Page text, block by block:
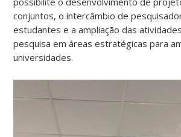
conjuntos, o intercâmbio de
estudantes e a ampliação das
pesquisa em áreas estratégicas para
universidades.